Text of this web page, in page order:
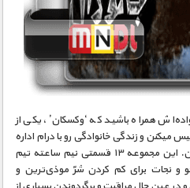
همراه باشید که ‘وکسکان’، یکی از
میکنن و زندگی خانوادگی رو با درام اداره
یک کسب و کار موفق ترکیب میکنن. این مجموعه ۱۳ قسمتی نیم ساعته تیم
و نجات برای کم کردن شرّ موذی‌ترین و